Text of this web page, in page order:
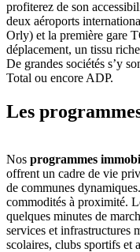
profiterez de son
deux aéroports
Orly) et la première gare
déplacement, un tissu
De grandes sociétés s’y
Total ou encore ADP.
Les
Nos programmes
offrent un cadre de vie
de communes
commodités à proximité.
quelques minutes de
services et infrastructures
scolaires, clubs sportifs et